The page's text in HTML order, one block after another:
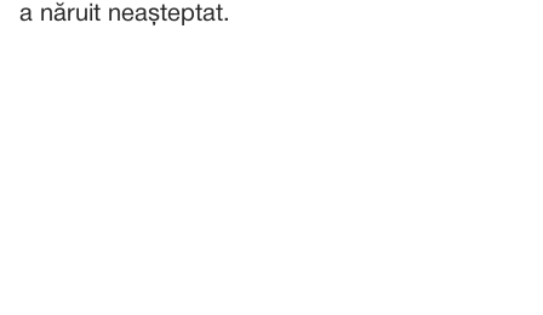
a năruit neașteptat.